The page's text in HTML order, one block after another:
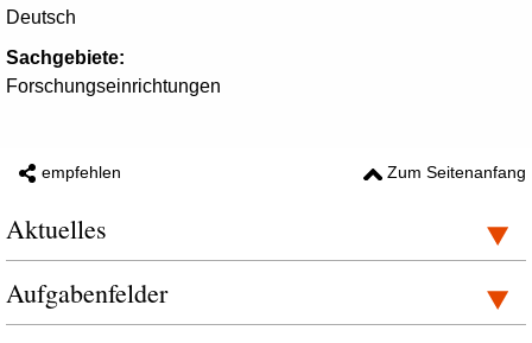
Deutsch
Sachgebiete:
Forschungseinrichtungen
empfehlen Zum Seitenanfang
Aktuelles
Aufgabenfelder